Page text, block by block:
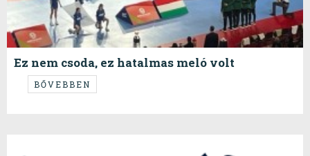
Ez nem csoda, ez hatalmas meló volt
...a lehető legjobbkor vertük meg a franciákat...
BŐVEBBEN